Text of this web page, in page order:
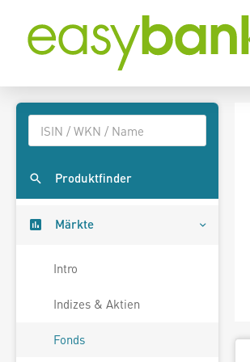
Produktfinder
Märkte
Intro
Indizes & Aktien
Fonds